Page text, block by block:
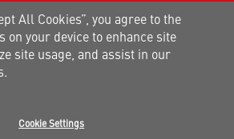
|Warunki korzystania
All Cookies”, you agree to the
on your device to enhance site
site usage, and assist in our
Cookie Settings